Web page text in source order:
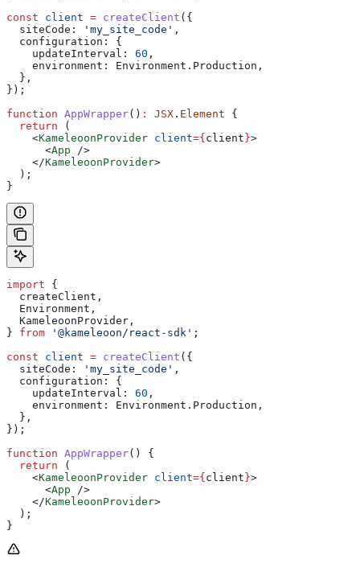
const client = createClient ({
  siteCode:
'my_site_code' ,
  configuration:
{
    updateInterval:
60 ,
    environment:
Environment . Production ,
  },
});
function AppWrapper() : JSX . Element {
  return
(
    <
KameleoonProvider client={client}>
      <
App />
    </
KameleoonProvider>
  );
}
import {
  createClient
,
  Environment
,
  KameleoonProvider
,
} from '@kameleoon/react-sdk' ;
const client = createClient ({
  siteCode:
'my_site_code' ,
  configuration:
{
    updateInterval:
60 ,
    environment:
Environment . Production ,
  },
});
function AppWrapper() {
  return
(
    <
KameleoonProvider client={client}>
      <
App />
    </
KameleoonProvider>
  );
}